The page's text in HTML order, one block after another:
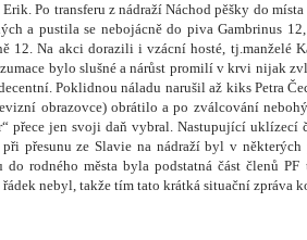
Po transferu z nádraží Náchod pěšky do
a pustila se nebojácně do piva Gambrinus
12. Na akci dorazili i vzácní hosté,
bylo slušné a nárůst promilí v krvi nijak
Poklidnou náladu narušil až kiks Petra
obrazovce) obrátilo a po zválcování
přece jen svoji daň vybral. Nastupující uklízecí
přesunu ze Slavie na nádraží byl v
rodného města byla podstatná část členů PF
nebyl, takže tím tato krátká situační zpráva